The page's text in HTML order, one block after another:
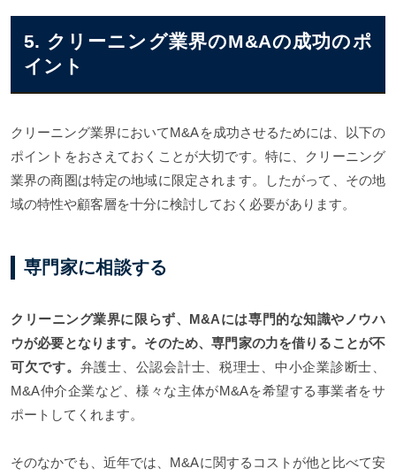
5. クリーニング業界のM&Aの成功のポ
イント
クリーニング業界においてM&Aを成功させるためには、以下の
ポイントをおさえておくことが大切です。特に、クリーニング
業界の商圏は特定の地域に限定されます。したがって、その地
域の特性や顧客層を十分に検討しておく必要があります。
専門家に相談する
クリーニング業界に限らず、M&Aには専門的な知識やノウハ
ウが必要となります。そのため、専門家の力を借りることが不
可欠です。 弁護士、公認会計士、税理士、中小企業診断士、
M&A仲介企業など、様々な主体がM&Aを希望する事業者をサ
ポートしてくれます。
そのなかでも、近年では、M&Aに関するコストが他と比べて安